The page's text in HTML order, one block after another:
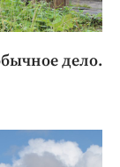
дело.